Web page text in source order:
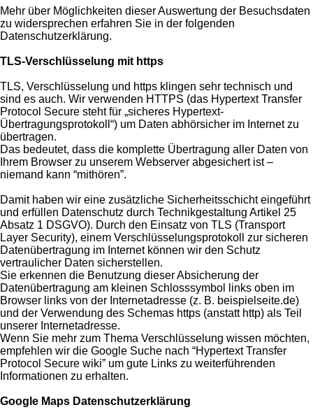
Mehr über Möglichkeiten dieser Auswertung der Besuchsdaten
zu widersprechen erfahren Sie in der folgenden
Datenschutzerklärung.
TLS-Verschlüsselung mit https
TLS, Verschlüsselung und https klingen sehr technisch und
sind es auch. Wir verwenden HTTPS (das Hypertext Transfer
Protocol Secure steht für „sicheres Hypertext-
Übertragungsprotokoll“) um Daten abhörsicher im Internet zu
übertragen.
Das bedeutet, dass die komplette Übertragung aller Daten von
Ihrem Browser zu unserem Webserver abgesichert ist –
niemand kann “mithören”.
Damit haben wir eine zusätzliche Sicherheitsschicht eingeführt
und erfüllen Datenschutz durch Technikgestaltung Artikel 25
Absatz 1 DSGVO). Durch den Einsatz von TLS (Transport
Layer Security), einem Verschlüsselungsprotokoll zur sicheren
Datenübertragung im Internet können wir den Schutz
vertraulicher Daten sicherstellen.
Sie erkennen die Benutzung dieser Absicherung der
Datenübertragung am kleinen Schlosssymbol links oben im
Browser links von der Internetadresse (z. B. beispielseite.de)
und der Verwendung des Schemas https (anstatt http) als Teil
unserer Internetadresse.
Wenn Sie mehr zum Thema Verschlüsselung wissen möchten,
empfehlen wir die Google Suche nach “Hypertext Transfer
Protocol Secure wiki” um gute Links zu weiterführenden
Informationen zu erhalten.
Google Maps Datenschutzerklärung